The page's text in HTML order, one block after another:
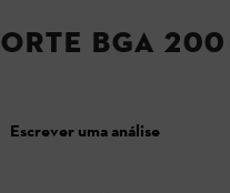
BGA 200
Escrever uma análise